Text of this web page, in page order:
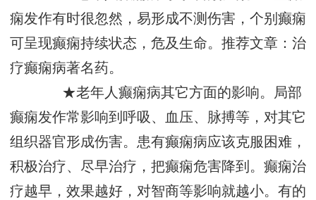
痫发作有时很忽然，易形成不测伤害，个别癫痫
可呈现癫痫持续状态，危及生命。推荐文章：治
疗癫痫病著名药。
★老年人癫痫病其它方面的影响。局部
癫痫发作常影响到呼吸、血压、脉搏等，对其它
组织器官形成伤害。患有癫痫病应该克服困难，
积极治疗、尽早治疗，把癫痫危害降到。癫痫治
疗越早，效果越好，对智商等影响就越小。有的